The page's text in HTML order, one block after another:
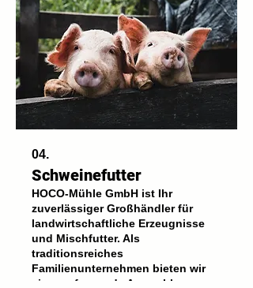
04.
Schweinefutter
HOCO-Mühle GmbH ist Ihr
zuverlässiger Großhändler für
landwirtschaftliche Erzeugnisse
und Mischfutter. Als
traditionsreiches
Familienunternehmen bieten wir
eine umfassende Auswahl an